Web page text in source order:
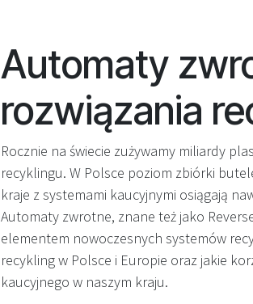
Automaty
rozwiązania
Rocznie na świecie zużywamy miliardy
recyklingu. W Polsce poziom zbiórki
kraje z systemami kaucyjnymi osiągają
Automaty zwrotne, znane też jako
elementem nowoczesnych systemów
recykling w Polsce i Europie oraz jakie
kaucyjnego w naszym kraju.